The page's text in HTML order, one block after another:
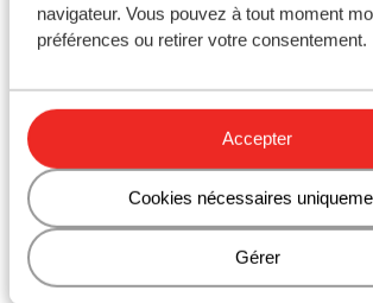
navigateur. Vous pouvez à tout moment
préférences ou retirer votre consentement.
Accepter
Cookies nécessaires
Gérer
Forfait remontées
Matériel de ski
Autres hébergements -
Bernardo